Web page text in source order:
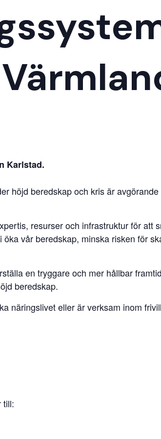
Karlstad.
höjd beredskap och kris är
resurser och infrastruktur för att
vår beredskap, minska risken för
en tryggare och mer hållbar
beredskap.
näringslivet eller är verksam inom
till: